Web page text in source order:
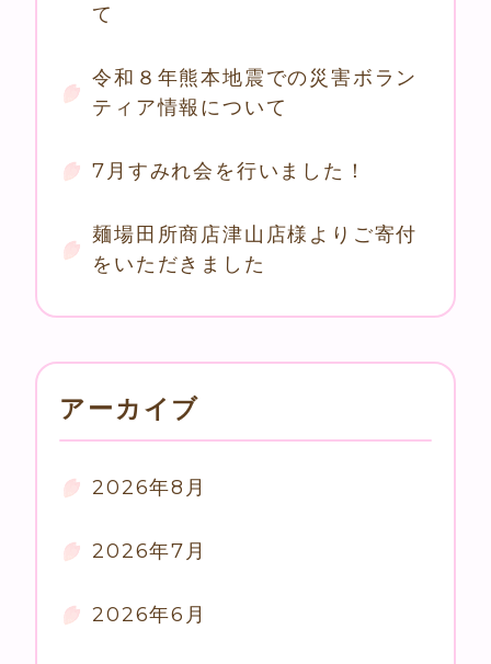
て
令和８年熊本地震での災害ボラン
ティア情報について
7月すみれ会を行いました！
麺場田所商店津山店様よりご寄付
をいただきました
アーカイブ
2026年8月
2026年7月
2026年6月